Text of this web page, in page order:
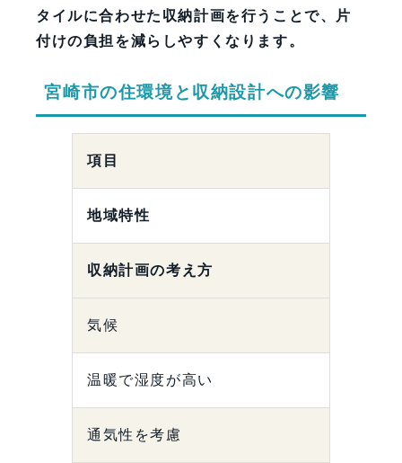
タイルに合わせた収納計画を行うことで、片
付けの負担を減らしやすくなります。
宮崎市の住環境と収納設計への影響
項目
地域特性
収納計画の考え方
気候
温暖で湿度が高い
通気性を考慮